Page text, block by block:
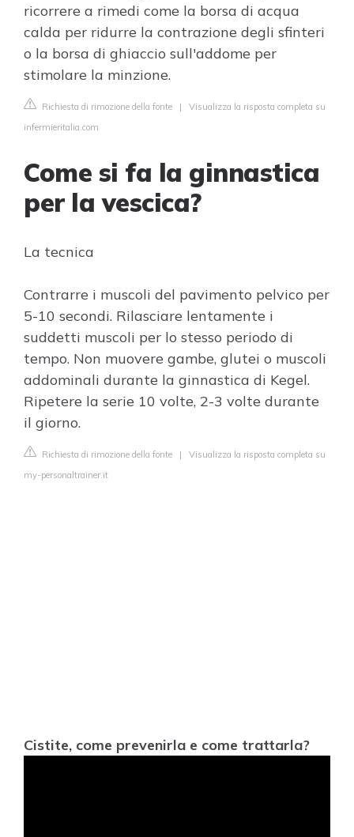
ricorrere a rimedi come la borsa di acqua
calda per ridurre la contrazione degli sfinteri
o la borsa di ghiaccio sull'addome per
stimolare la minzione.
Richiesta di rimozione della fonte | Visualizza la risposta completa su
infermieritalia.com
Come si fa la ginnastica
per la vescica?
La tecnica
Contrarre i muscoli del pavimento pelvico per
5-10 secondi. Rilasciare lentamente i
suddetti muscoli per lo stesso periodo di
tempo. Non muovere gambe, glutei o muscoli
addominali durante la ginnastica di Kegel.
Ripetere la serie 10 volte, 2-3 volte durante
il giorno.
Richiesta di rimozione della fonte | Visualizza la risposta completa su
my-personaltrainer.it
Cistite, come prevenirla e come trattarla?